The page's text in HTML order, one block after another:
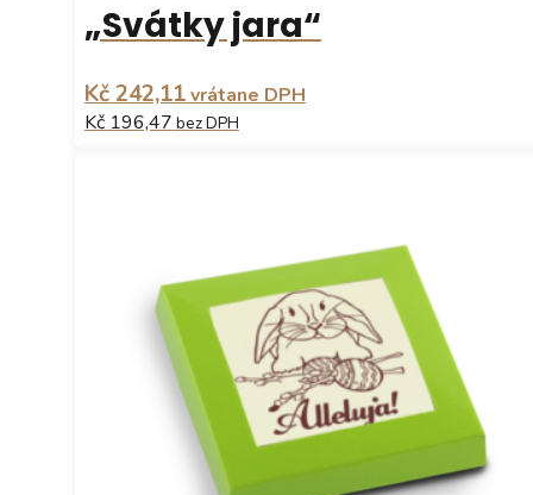
lze
na
stránce
produktu
„Svátky jara“
Kč 242,11vrátane DPH
Kč 196,47 bez DPH